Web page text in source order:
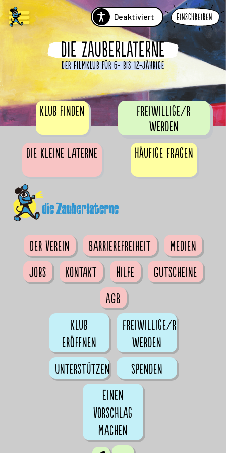
Deaktiviert Einschreiben
DIE ZAUBERLATERNE
Der Filmklub für 6- bis 12-Jährige
Klub finden
Freiwillige/r
werden
Die Kleine Laterne
Häufige Fragen
Der Verein Barrierefreiheit
Medien
Jobs
Kontakt Hilfe
Gutscheine
AGB
Klub
eröffnen
Freiwillige/r
werden
Unterstützen
Spenden
Einen
Vorschlag
machen